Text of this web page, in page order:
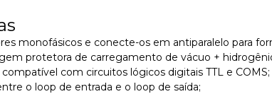
monofásicos e conecte-os em antiparalelo para
protetora de carregamento de vácuo +
com circuitos lógicos digitais TTL e COMS;
o loop de entrada e o loop de saída;